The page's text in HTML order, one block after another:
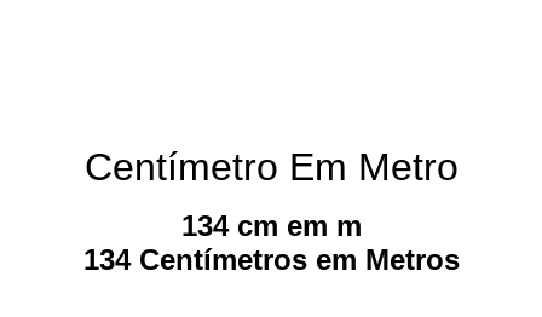
Centímetro Em Metro
134 cm em m
134 Centímetros em Metros